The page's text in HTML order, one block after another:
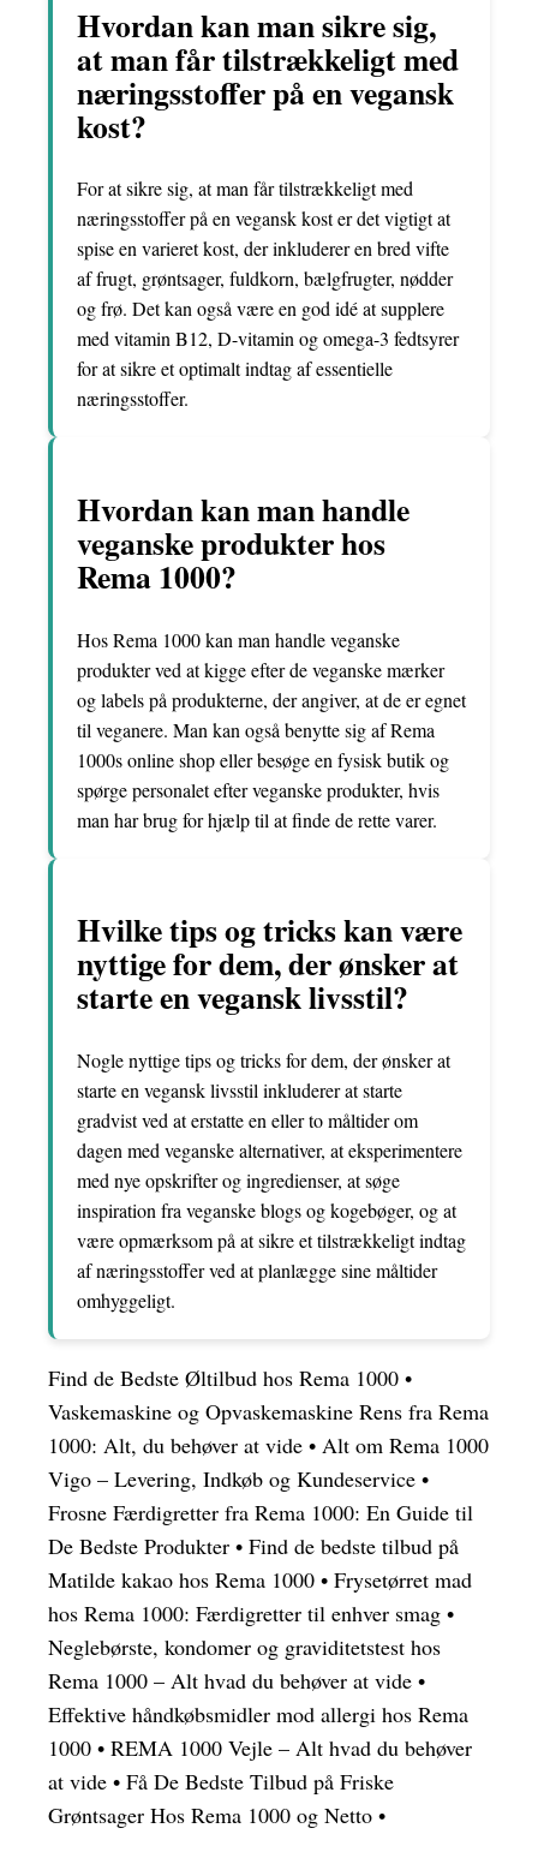
Hvordan kan man sikre sig,
at man får tilstrækkeligt med
næringsstoffer på en vegansk
kost?
For at sikre sig, at man får tilstrækkeligt med
næringsstoffer på en vegansk kost er det vigtigt at
spise en varieret kost, der inkluderer en bred vifte
af frugt, grøntsager, fuldkorn, bælgfrugter, nødder
og frø. Det kan også være en god idé at supplere
med vitamin B12, D-vitamin og omega-3 fedtsyrer
for at sikre et optimalt indtag af essentielle
næringsstoffer.
Hvordan kan man handle
veganske produkter hos
Rema 1000?
Hos Rema 1000 kan man handle veganske
produkter ved at kigge efter de veganske mærker
og labels på produkterne, der angiver, at de er egnet
til veganere. Man kan også benytte sig af Rema
1000s online shop eller besøge en fysisk butik og
spørge personalet efter veganske produkter, hvis
man har brug for hjælp til at finde de rette varer.
Hvilke tips og tricks kan være
nyttige for dem, der ønsker at
starte en vegansk livsstil?
Nogle nyttige tips og tricks for dem, der ønsker at
starte en vegansk livsstil inkluderer at starte
gradvist ved at erstatte en eller to måltider om
dagen med veganske alternativer, at eksperimentere
med nye opskrifter og ingredienser, at søge
inspiration fra veganske blogs og kogebøger, og at
være opmærksom på at sikre et tilstrækkeligt indtag
af næringsstoffer ved at planlægge sine måltider
omhyggeligt.
Find de Bedste Øltilbud hos Rema 1000 •
Vaskemaskine og Opvaskemaskine Rens fra Rema
1000: Alt, du behøver at vide • Alt om Rema 1000
Vigo – Levering, Indkøb og Kundeservice •
Frosne Færdigretter fra Rema 1000: En Guide til
De Bedste Produkter • Find de bedste tilbud på
Matilde kakao hos Rema 1000 • Frysetørret mad
hos Rema 1000: Færdigretter til enhver smag •
Neglebørste, kondomer og graviditetstest hos
Rema 1000 – Alt hvad du behøver at vide •
Effektive håndkøbsmidler mod allergi hos Rema
1000 • REMA 1000 Vejle – Alt hvad du behøver
at vide • Få De Bedste Tilbud på Friske
Grøntsager Hos Rema 1000 og Netto •